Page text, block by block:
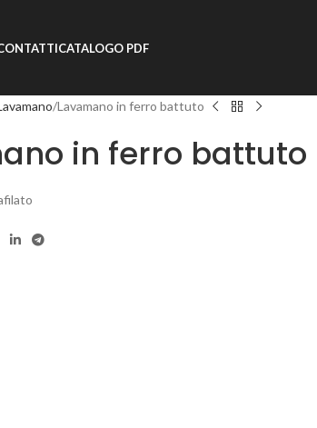
CATALOGO PDF
Lavamano in ferro battuto
in ferro battuto